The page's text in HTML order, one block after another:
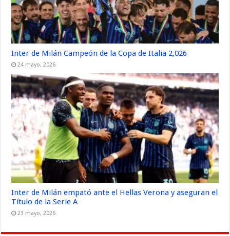
Inter de Milán Campeón de la Copa de Italia 2,026
24 mayo, 2026
Inter de Milán empató ante el Hellas Verona y aseguran el
Título de la Serie A
23 mayo, 2026